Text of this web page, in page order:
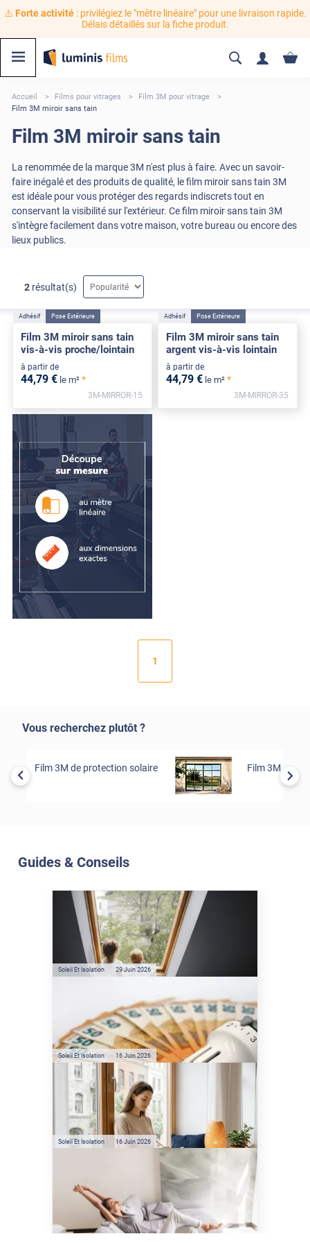
⚠️ Forte activité: privilégiez le "mètre linéaire" pour une livraison rapide.
Délais détaillés sur la fiche produit.
Accueil Films pour vitrages
Film 3M pour vitrage
Film 3M miroir sans tain
Film 3M miroir sans tain
La renommée de la marque 3M n'est plus à faire. Avec un savoir-
faire inégalé et des produits de qualité, le film miroir sans tain 3M
est idéale pour vous protéger des regards indiscrets tout en
conservant la visibilité sur l'extérieur. Ce film miroir sans tain 3M
s'intègre facilement dans votre maison, votre bureau ou encore des
lieux publics.
2 résultat(s)
Adhésif Pose Extérieure
Film 3M miroir sans tain
vis-à-vis proche/lointain
à partir de
44,79 € le m² *
3M-MIRROR-15
Adhésif Pose Extérieure
Film 3M miroir sans tain
argent vis-à-vis lointain
à partir de
44,79 € le m² *
3M-MIRROR-35
1
Vous recherchez plutôt ?
Film 3M de protection solaire Film 3M de
Guides & Conseils
Véranda et Velux : Comment
bloquer jusqu'à 80% de
l'énergie solaire sans
climatisation ?
Soleil Et Isolation 29 Juin 2026
Film anti-chaleur : quelles
sont les économies d’énergie
réelles ?
Soleil Et Isolation 16 Juin 2026
Préservez votre logement de
la chaleur : les conseils de
Jamy de C'est Pas Sorcier
Soleil Et Isolation 16 Juin 2026
Comment protéger sa
maison de la chaleur sans
climatisation ?